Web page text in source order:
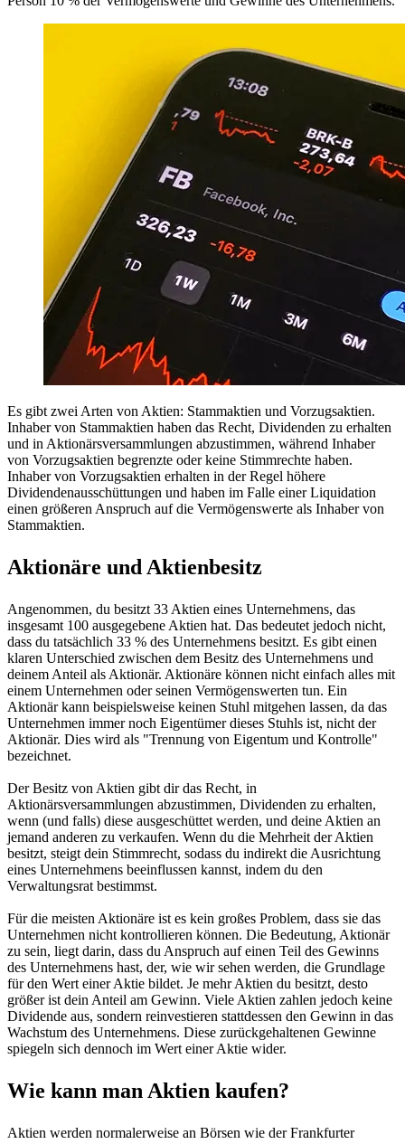
Es gibt zwei Arten von Aktien: Stammaktien und Vorzugsaktien.
Inhaber von Stammaktien haben das Recht, Dividenden zu erhalten
und in Aktionärsversammlungen abzustimmen, während Inhaber
von Vorzugsaktien begrenzte oder keine Stimmrechte haben.
Inhaber von Vorzugsaktien erhalten in der Regel höhere
Dividendenausschüttungen und haben im Falle einer Liquidation
einen größeren Anspruch auf die Vermögenswerte als Inhaber von
Stammaktien.
Aktionäre und Aktienbesitz
Angenommen, du besitzt 33 Aktien eines Unternehmens, das
insgesamt 100 ausgegebene Aktien hat. Das bedeutet jedoch nicht,
dass du tatsächlich 33 % des Unternehmens besitzt. Es gibt einen
klaren Unterschied zwischen dem Besitz des Unternehmens und
deinem Anteil als Aktionär. Aktionäre können nicht einfach alles mit
einem Unternehmen oder seinen Vermögenswerten tun. Ein
Aktionär kann beispielsweise keinen Stuhl mitgehen lassen, da das
Unternehmen immer noch Eigentümer dieses Stuhls ist, nicht der
Aktionär. Dies wird als "Trennung von Eigentum und Kontrolle"
bezeichnet.
Der Besitz von Aktien gibt dir das Recht, in
Aktionärsversammlungen abzustimmen, Dividenden zu erhalten,
wenn (und falls) diese ausgeschüttet werden, und deine Aktien an
jemand anderen zu verkaufen. Wenn du die Mehrheit der Aktien
besitzt, steigt dein Stimmrecht, sodass du indirekt die Ausrichtung
eines Unternehmens beeinflussen kannst, indem du den
Verwaltungsrat bestimmst.
Für die meisten Aktionäre ist es kein großes Problem, dass sie das
Unternehmen nicht kontrollieren können. Die Bedeutung, Aktionär
zu sein, liegt darin, dass du Anspruch auf einen Teil des Gewinns
des Unternehmens hast, der, wie wir sehen werden, die Grundlage
für den Wert einer Aktie bildet. Je mehr Aktien du besitzt, desto
größer ist dein Anteil am Gewinn. Viele Aktien zahlen jedoch keine
Dividende aus, sondern reinvestieren stattdessen den Gewinn in das
Wachstum des Unternehmens. Diese zurückgehaltenen Gewinne
spiegeln sich dennoch im Wert einer Aktie wider.
Wie kann man Aktien kaufen?
Aktien werden normalerweise an Börsen wie der Frankfurter